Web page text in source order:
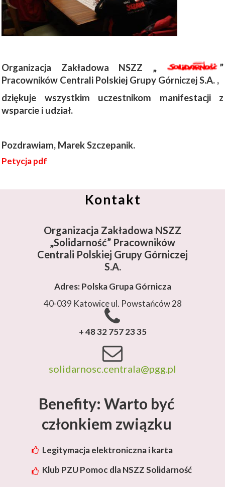
Organizacja Zakładowa NSZZ „
”
Pracowników Centrali Polskiej Grupy Górniczej S.A. ,
dziękuje wszystkim uczestnikom manifestacji z
wsparcie i udział.
Pozdrawiam, Marek Szczepanik.
Petycja pdf
Benefity: Warto być
członkiem związku
Legitymacja elektroniczna i karta
Klub PZU Pomoc dla NSZZ Solidarność
Kontakt
solidarnosc.centrala@pgg.pl
+ 48 32 757 23 35
Adres: Polska Grupa Górnicza
40-039 Katowice ul. Powstańców 28
Organizacja Zakładowa NSZZ
„Solidarność” Pracowników
Centrali Polskiej Grupy Górniczej
S.A.